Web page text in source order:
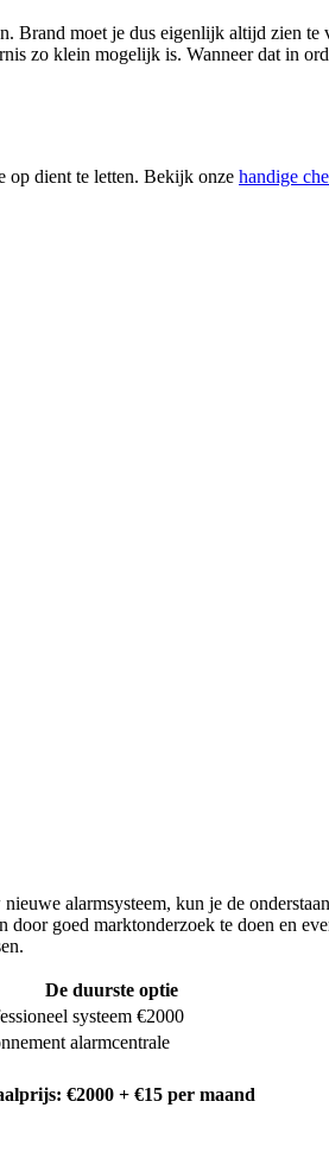
Brand moet je dus eigenlijk altijd zien
zo klein mogelijk is. Wanneer dat in
op dient te letten. Bekijk onze handige
alarmsysteem, kun je de
goed marktonderzoek te doen en
De duurste optie
systeem €2000
alarmcentrale
€2000 + €15 per maand